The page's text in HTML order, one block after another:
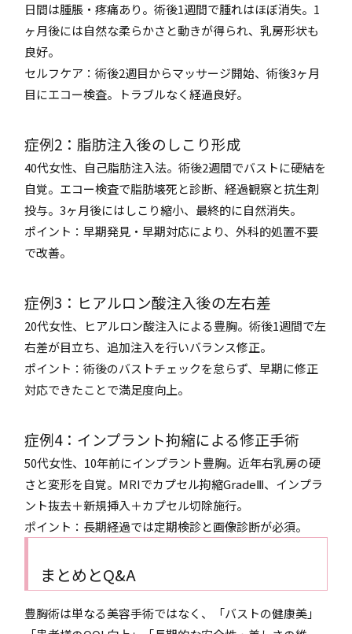
日間は腫脹・疼痛あり。術後1週間で腫れはほぼ消失。1
ヶ月後には自然な柔らかさと動きが得られ、乳房形状も
良好。
セルフケア：術後2週目からマッサージ開始、術後3ヶ月
目にエコー検査。トラブルなく経過良好。
症例2：脂肪注入後のしこり形成
40代女性、自己脂肪注入法。術後2週間でバストに硬結を
自覚。エコー検査で脂肪壊死と診断、経過観察と抗生剤
投与。3ヶ月後にはしこり縮小、最終的に自然消失。
ポイント：早期発見・早期対応により、外科的処置不要
で改善。
症例3：ヒアルロン酸注入後の左右差
20代女性、ヒアルロン酸注入による豊胸。術後1週間で左
右差が目立ち、追加注入を行いバランス修正。
ポイント：術後のバストチェックを怠らず、早期に修正
対応できたことで満足度向上。
症例4：インプラント拘縮による修正手術
50代女性、10年前にインプラント豊胸。近年右乳房の硬
さと変形を自覚。MRIでカプセル拘縮GradeⅢ、インプラ
ント抜去＋新規挿入＋カプセル切除施行。
ポイント：長期経過では定期検診と画像診断が必須。
まとめとQ&A
豊胸術は単なる美容手術ではなく、「バストの健康美」